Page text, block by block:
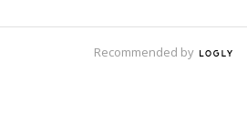
Recommended by